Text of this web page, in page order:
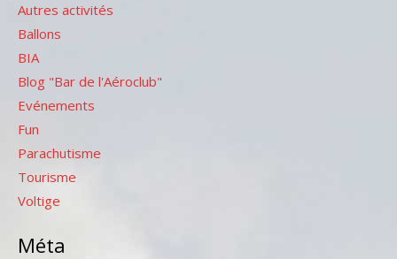
Autres activités
Ballons
BIA
Blog "Bar de l'Aéroclub"
Evénements
Fun
Parachutisme
Tourisme
Voltige
Méta